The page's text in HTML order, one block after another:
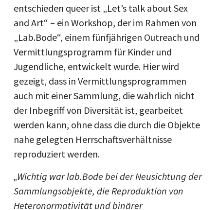
entschieden queer ist „Let’s talk about Sex
and Art“ – ein Workshop, der im Rahmen von
„Lab.Bode“, einem fünfjährigen Outreach und
Vermittlungsprogramm für Kinder und
Jugendliche, entwickelt wurde. Hier wird
gezeigt, dass in Vermittlungsprogrammen
auch mit einer Sammlung, die wahrlich nicht
der Inbegriff von Diversität ist, gearbeitet
werden kann, ohne dass die durch die Objekte
nahe gelegten Herrschaftsverhältnisse
reproduziert werden.
„Wichtig war lab.Bode bei der Neusichtung der
Sammlungsobjekte, die Reproduktion von
Heteronormativität und binärer